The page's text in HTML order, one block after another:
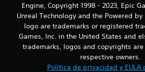
Engine, Copyright 1998 - 2023, Epic
Unreal Technology and the Powered by
logo are trademarks or registered
Games, Inc. in the United States and
trademarks, logos and copyrights
respective owners.
Política de privacidad y EULA